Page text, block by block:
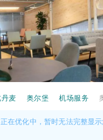
麦 奥尔堡 机场服务
在优化中，暂时无法完整显